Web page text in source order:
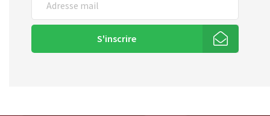
S'inscrire